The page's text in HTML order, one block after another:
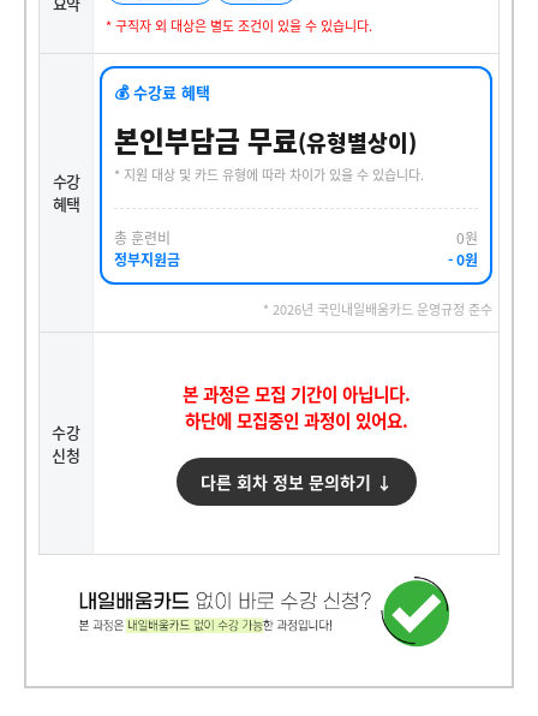
* 구직자 외 대상은 별도 조건이 있을 수 있습니다.
수강
혜택
💰 수강료 혜택
본인부담금 무료(유형별상이)
* 지원 대상 및 카드 유형에 따라 차이가 있을 수 있습니다.
총 훈련비
0원
정부지원금
- 0원
* 2026년 국민내일배움카드 운영규정 준수
수강
신청
본 과정은 모집 기간이 아닙니다.
하단에 모집중인 과정이 있어요.
다른 회차 정보 문의하기 ↓